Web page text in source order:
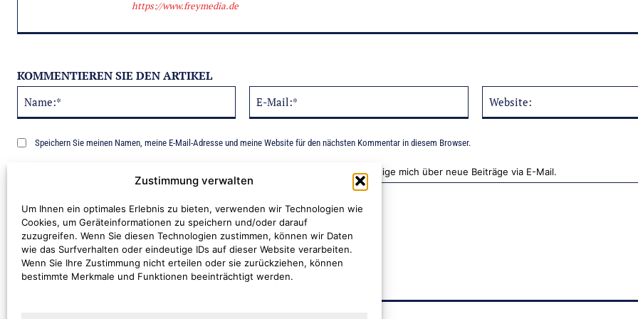
Zustimmung verwalten
Um Ihnen ein optimales Erlebnis zu bieten, verwenden wir Technologien wie
Cookies, um Geräteinformationen zu speichern und/oder darauf
zuzugreifen. Wenn Sie diesen Technologien zustimmen, können wir Daten
wie das Surfverhalten oder eindeutige IDs auf dieser Website verarbeiten.
Wenn Sie Ihre Zustimmung nicht erteilen oder sie zurückziehen, können
bestimmte Merkmale und Funktionen beeinträchtigt werden.
https://www.freymedia.de
KOMMENTIEREN SIE DEN ARTIKEL
Mail:*
Speichern Sie meinen Namen, meine E-Mail-Adresse und meine Website für den nächsten Kommentar in diesem Browser.
Benachrichtige mich über neue Beiträge via E-Mail.